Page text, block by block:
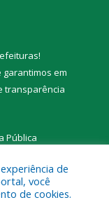
!
garantimos em
transparência
Pública
de
você
de cookies.